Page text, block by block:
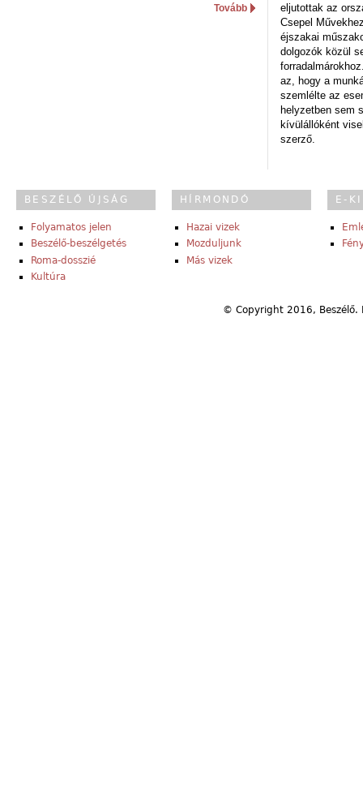
Tovább
eljutottak az
Csepel
éjszakai
dolgozók közül
az, hogy a
szemlélte az
helyzetben sem
kívülállóként
szerző.
BESZÉLŐ ÚJSÁG
Folyamatos jelen
Beszélő-beszélgetés
Roma-dosszié
Kultúra
HÍRMONDÓ
Hazai vizek
Mozduljunk
Más vizek
E-
© Copyright 2016,